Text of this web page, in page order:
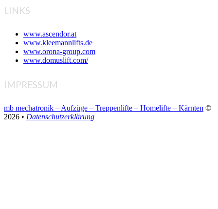
LINKS
www.ascendor.at
www.kleemannlifts.de
www.orona-group.com
www.domuslift.com/
IMPRESSUM
mb mechatronik – Aufzüge – Treppenlifte – Homelifte – Kärnten ©
2026 • Datenschutzerklärung